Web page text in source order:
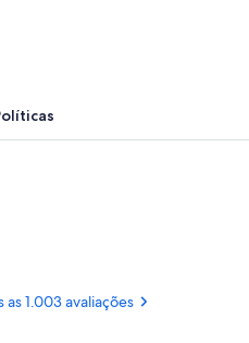
as 1.003 avaliações